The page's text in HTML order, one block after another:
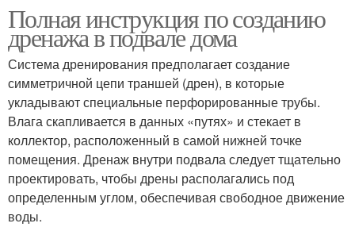
Полная инструкция по созданию
дренажа в подвале дома
Система дренирования предполагает создание
симметричной цепи траншей (дрен), в которые
укладывают специальные перфорированные трубы.
Влага скапливается в данных «путях» и стекает в
коллектор, расположенный в самой нижней точке
помещения. Дренаж внутри подвала следует тщательно
проектировать, чтобы дрены располагались под
определенным углом, обеспечивая свободное движение
воды.